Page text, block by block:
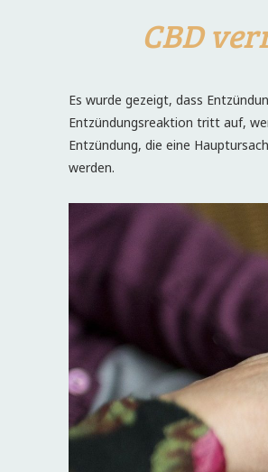
CBD
Es wurde gezeigt, dass
Entzündungsreaktion tritt auf,
Entzündung, die eine
werden.